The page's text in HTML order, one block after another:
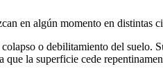
en algún momento en distintas
o debilitamiento del suelo.
que la superficie cede